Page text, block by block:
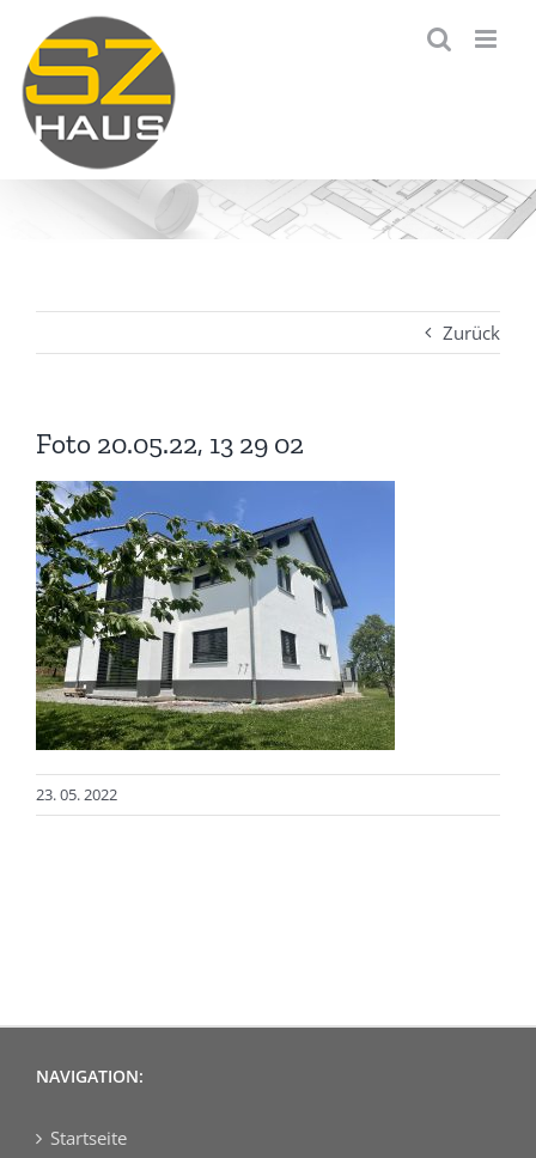
Inhalt
springen
Zurück
Foto 20.05.22, 13 29 02
23. 05. 2022
NAVIGATION:
Startseite